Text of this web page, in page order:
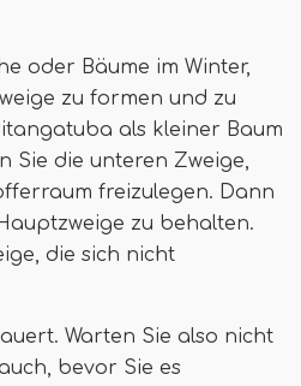
oder Bäume im Winter,
zu formen und zu
als kleiner Baum
Sie die unteren Zweige,
freizulegen. Dann
zu behalten.
die sich nicht
Warten Sie also nicht
bevor Sie es